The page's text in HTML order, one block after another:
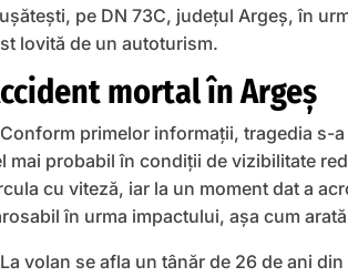
pe DN 73C, județul Argeș, în
lovită de un autoturism.
mortal în Argeș
Conform primelor informații, tragedia s-
mai probabil în condiții de vizibilitate
cu viteză, iar la un moment dat a
în urma impactului, așa cum
La volan se afla un tânăr de 26 de ani